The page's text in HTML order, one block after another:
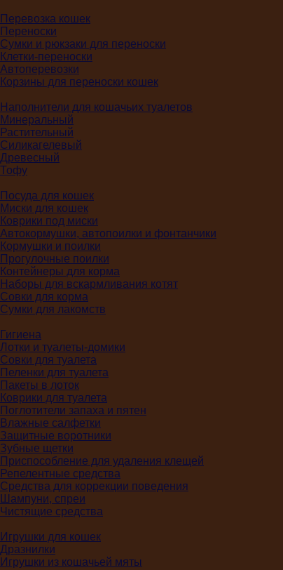
Перевозка кошек
Переноски
Сумки и рюкзаки для переноски
Клетки-переноски
Автоперевозки
Корзины для переноски кошек
Наполнители для кошачьих туалетов
Минеральный
Растительный
Силикагелевый
Древесный
Тофу
Посуда для кошек
Миски для кошек
Коврики под миски
Автокормушки, автопоилки и фонтанчики
Кормушки и поилки
Прогулочные поилки
Контейнеры для корма
Наборы для вскармливания котят
Совки для корма
Сумки для лакомств
Гигиена
Лотки и туалеты-домики
Совки для туалета
Пеленки для туалета
Пакеты в лоток
Коврики для туалета
Поглотители запаха и пятен
Влажные салфетки
Защитные воротники
Зубные щетки
Приспособление для удаления клещей
Репелентные средства
Средства для коррекции поведения
Шампуни, спреи
Чистящие средства
Игрушки для кошек
Дразнилки
Игрушки из кошачьей мяты